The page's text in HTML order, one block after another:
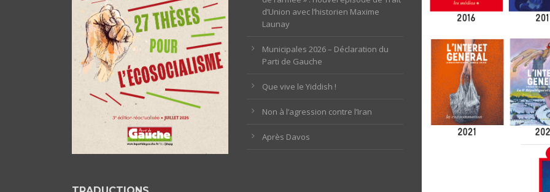
d’Union avec l’historien Maxime
Launay
Municipales 2026 – Déclaration du
Parti de Gauche
Que vive le Yiddish !
Non à l’agression contre l’Iran
Après Davos